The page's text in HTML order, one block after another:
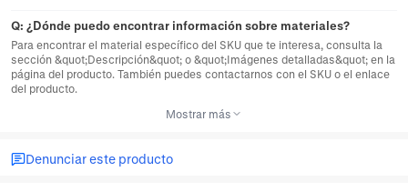
Q: ¿Dónde puedo encontrar información sobre materiales?
Para encontrar el material específico del SKU que te interesa, consulta la
sección &quot;Descripción&quot; o &quot;Imágenes detalladas&quot; en la
página del producto. También puedes contactarnos con el SKU o el enlace
del producto.
Mostrar más
Denunciar este producto